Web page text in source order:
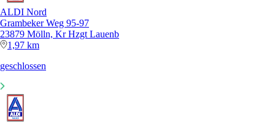
ALDI Nord
Grambeker Weg 95-97
23879 Mölln, Kr Hzgt Lauenb
1,97 km
geschlossen